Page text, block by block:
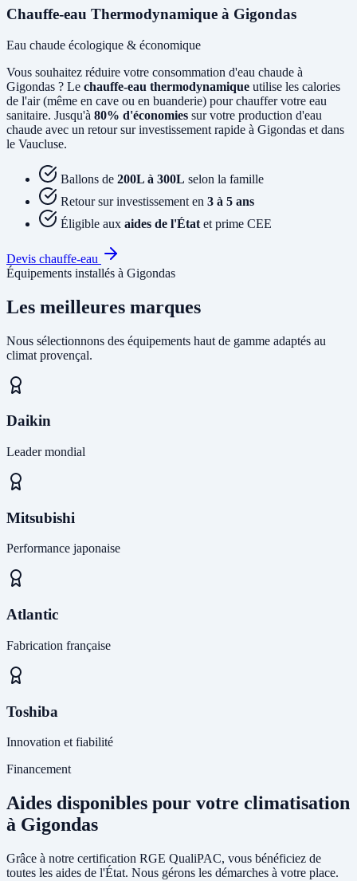
Chauffe-eau Thermodynamique à Gigondas
Eau chaude écologique & économique
Vous souhaitez réduire votre consommation d'eau chaude à
Gigondas ? Le chauffe-eau thermodynamique utilise les calories
de l'air (même en cave ou en buanderie) pour chauffer votre eau
sanitaire. Jusqu'à 80% d'économies sur votre production d'eau
chaude avec un retour sur investissement rapide à Gigondas et dans
le Vaucluse.
Ballons de 200L à 300L selon la famille
Retour sur investissement en 3 à 5 ans
Éligible aux aides de l'État et prime CEE
Devis chauffe-eau
Équipements installés à Gigondas
Les meilleures marques
Nous sélectionnons des équipements haut de gamme adaptés au
climat provençal.
Daikin
Leader mondial
Mitsubishi
Performance japonaise
Atlantic
Fabrication française
Toshiba
Innovation et fiabilité
Financement
Aides disponibles pour votre climatisation
à Gigondas
Grâce à notre certification RGE QualiPAC, vous bénéficiez de
toutes les aides de l'État. Nous gérons les démarches à votre place.